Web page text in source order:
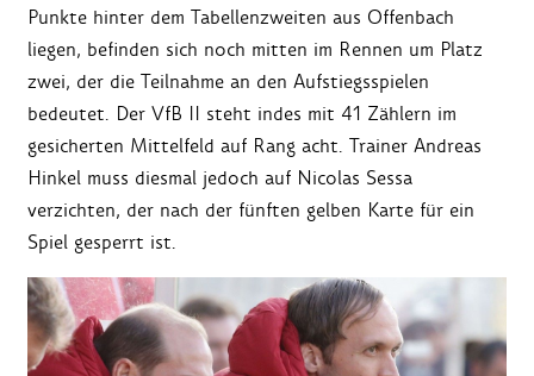
Punkte hinter dem Tabellenzweiten aus Offenbach
liegen, befinden sich noch mitten im Rennen um Platz
zwei, der die Teilnahme an den Aufstiegsspielen
bedeutet. Der VfB II steht indes mit 41 Zählern im
gesicherten Mittelfeld auf Rang acht. Trainer Andreas
Hinkel muss diesmal jedoch auf Nicolas Sessa
verzichten, der nach der fünften gelben Karte für ein
Spiel gesperrt ist.